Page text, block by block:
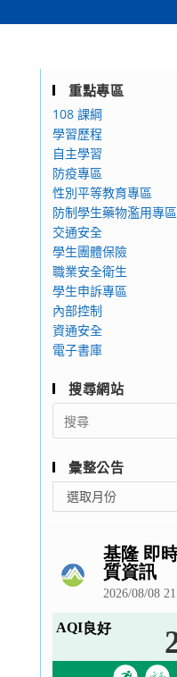
重點專區
108 課綱
學習歷程
自主學習
防疫專區
性別平等教育專區
防制學生藥物濫用專區
交通安全
學生團體保險
職業安全衛生
學生申訴專區
內部控制
資通安全
電子書庫
搜尋網站
Search
for:
彙整公告
整
選取月份